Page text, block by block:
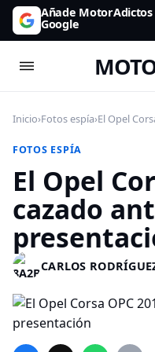
Añade
Google
Inicio›Fotos espía›El Opel
FOTOS ESPÍA
El Opel
cazado
CARLOS